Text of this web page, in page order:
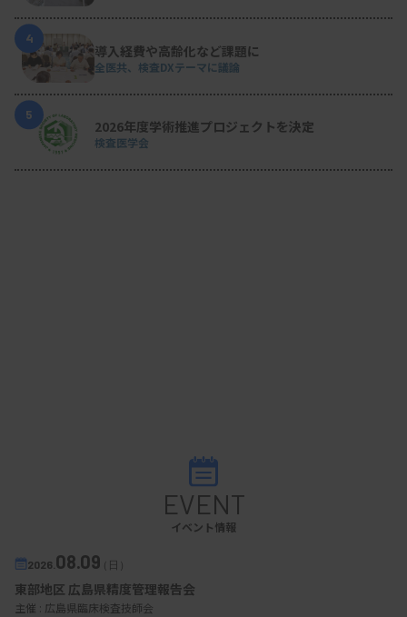
4
導入経費や高齢化など課題に
全医共、検査DXテーマに議論
5
2026年度学術推進プロジェクトを決定
検査医学会
EVENT
イベント情報
2026. 08.09（日）
東部地区 広島県精度管理報告会
主催 : 広島県臨床検査技師会